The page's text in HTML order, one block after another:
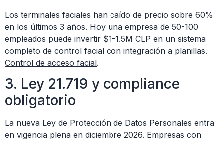
Los terminales faciales han caído de precio sobre 60%
en los últimos 3 años. Hoy una empresa de 50-100
empleados puede invertir $1-1.5M CLP en un sistema
completo de control facial con integración a planillas.
Control de acceso facial.
3. Ley 21.719 y compliance
obligatorio
La nueva Ley de Protección de Datos Personales entra
en vigencia plena en diciembre 2026. Empresas con